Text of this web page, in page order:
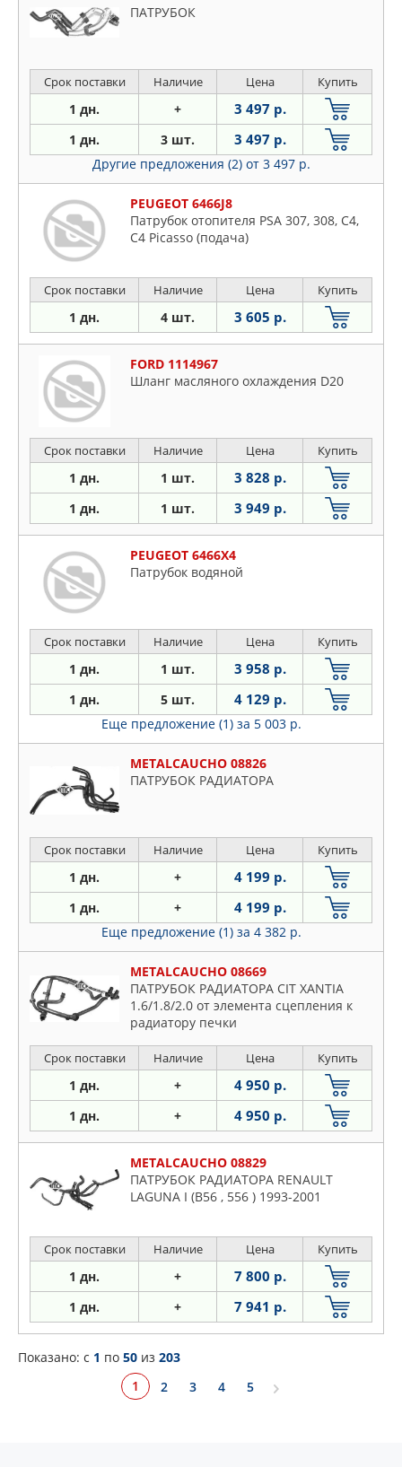
ПАТРУБОК
Срок поставки Наличие Цена Купить
1 дн. + 3 497 р.
1 дн. 3 шт. 3 497 р.
Другие предложения (2) от 3 497 р.
PEUGEOT 6466J8
Патрубок отопителя PSA 307, 308, C4,
C4 Picasso (подача)
Срок поставки Наличие Цена Купить
1 дн. 4 шт. 3 605 р.
FORD 1114967
Шланг масляного охлаждения D20
Срок поставки Наличие Цена Купить
1 дн. 1 шт. 3 828 р.
1 дн. 1 шт. 3 949 р.
PEUGEOT 6466X4
Патрубок водяной
Срок поставки Наличие Цена Купить
1 дн. 1 шт. 3 958 р.
1 дн. 5 шт. 4 129 р.
Еще предложение (1) за 5 003 р.
METALCAUCHO 08826
ПАТРУБОК РАДИАТОРА
Срок поставки Наличие Цена Купить
1 дн. + 4 199 р.
1 дн. + 4 199 р.
Еще предложение (1) за 4 382 р.
METALCAUCHO 08669
ПАТРУБОК РАДИАТОРА CIT XANTIA
1.6/1.8/2.0 от элемента сцепления к
радиатору печки
Срок поставки Наличие Цена Купить
1 дн. + 4 950 р.
1 дн. + 4 950 р.
METALCAUCHO 08829
ПАТРУБОК РАДИАТОРА RENAULT
LAGUNA I (B56 , 556 ) 1993-2001
Срок поставки Наличие Цена Купить
1 дн. + 7 800 р.
1 дн. + 7 941 р.
Показано: c 1 по 50 из 203
1
2 3 4 5